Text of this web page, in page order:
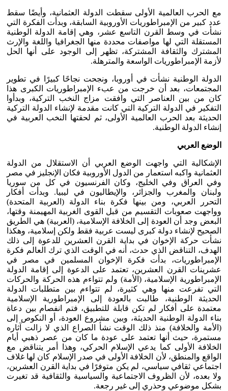
مع الحرب العالمية الأولى سقطت الدولة العثمانية، وأيضًا سقط
عدد كبير من الإمبراطوريات الأوروبية السابقة، وبدأت الفكرة التي
نشأت في وسط القرن التاسع عشر، وهي إقامة الدولة الوطنية
المستقلة التي لها مواصفات محددة منها الجغرافيا واللغة والإرث
المشترك والثقافة المشتركة، تظهر إلى الوجود على أنها الحل
لأزمة الإمبراطوريات الواسعة والمترهلة.
الدولة الوطنية نشأت في أوروبا، ونجحت نجاحًا كبيرًا في تطوير
المجتمعات، بعد أن خرجت من عبء الإمبراطوريات الكبرى هذا
كان من بين العناصر التي وافقت مزاج النخب التركية، وبدأوا
التفكير في الدولة التركية التي كانت مقدمة لإنشاء الدولة التركية
الحديثة بعد الحرب العالمية الأولى، ثم لحقتها النخب العربية في
إنشاء الدولة الوطنية.
الوضع العربي
الإشكالية التي واجهت الوضع العربي أن الاستقلال من الدولة
العثمانية واكبه استعمار من الدول الأوروبية فكان الإنجليز في مصر
وفي العراق وفي الخليج، وكان الفرنسيون في كل من سوريا
ولبنان والمغرب والجزائر، والإيطاليون في ليبيا. وبدأت أفكار
التحرر العربي، ومن بينها فكرة بناء الدولة (العربية المتحدة)
وواجهت صعوبات التقسيم من قبل القوى الغربية المهيمنة وقتها،
البعض وجد أن العودة إلى الخلافة الإسلامية، (العربية) هي الطريق
الصحيح لإنشاء دولة كبرى ليست عربية فقط ولكن إسلامية، وهكذا
نشأت حركة الإخوان في بداية القرن العشرين للدعوة إلى ذلك
الهدف، التناقض الذي حدث، أنه في الوقت الذي ترك العالم فكرة
الإمبراطوريات، بدأت فكرة الإخوان المسلمين في مصر في
عشرينات القرن العشرين، تعتمد على الدعوة إلى إقامة الدولة
الإمبراطورية الإسلامية، (الأمة) ولم تتواءم هذه الحركة والحركات
التي تفرعت منها وهي كثيرة، لم تتواءم بين متطلبات الدولة
الحديثة الوطنية، طالبت بالعودة إلى الإمبراطورية الإسلامية
معتمدة على أفكار لم تكن قابلة للتطبيق، فتم انفصام بين دعاة
بناء الدولة الوطنية الحديثة، وبين مشروع العودة، أو النكوص إلى
(الأمة والخلافة) منذ ذلك الوقت نشأ الصراع الذي لا زالت آثاره
مستمرة، حيث أنها تعتمد على عودة ما كان من عصر ذهبي أيام
الخلافة الأولى كما يدعي الإسلام الحركي، وهذا أمر يتناقض مع
الواقع والمنطق، لأن الخلافة الأولى في صدر الإسلام كان لها غلاف
اجتماعي ثقافي سياسي، لم يكن متوفرًا في بداية القرن العشرين،
ولا بعده، لأن الظروف الاجتماعية والسياسية والثقافية قد تغيرت
بشكل موضوعي وحذري إلى غير رجعة.